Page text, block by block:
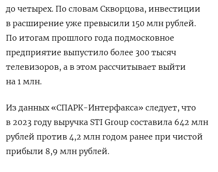
до четырех. По словам Скворцова, инвестиции
в расширение уже превысили 150 млн рублей.
По итогам прошлого года подмосковное
предприятие выпустило более 300 тысяч
телевизоров, а в этом рассчитывает выйти
на 1 млн.
Из данных «СПАРК-Интерфакса» следует, что
в 2023 году выручка STI Group составила 642 млн
рублей против 4,2 млн годом ранее при чистой
прибыли 8,9 млн рублей.